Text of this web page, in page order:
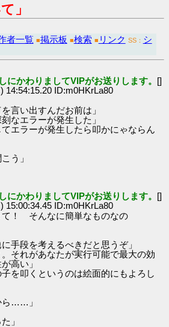
」
者一覧 ■掲示板 ■検索 ■ リンク SS： シ
にかわりましてVIPがお送りします。 []
14:54:15.20 ID:m0HKrLa80
言い出すんだお前は」
なエラーが発生した」
エラーが発生したら叩かにゃならん
う」
にかわりましてVIPがお送りします。 []
15:00:34.45 ID:m0HKrLa80
て！ そんなに簡単なものなの
手段を考えるべきだと思うぞ」
それがあなたが実行可能で最大の効
高い」
を叩くというのは絵面的にもよろし
ら……」
」